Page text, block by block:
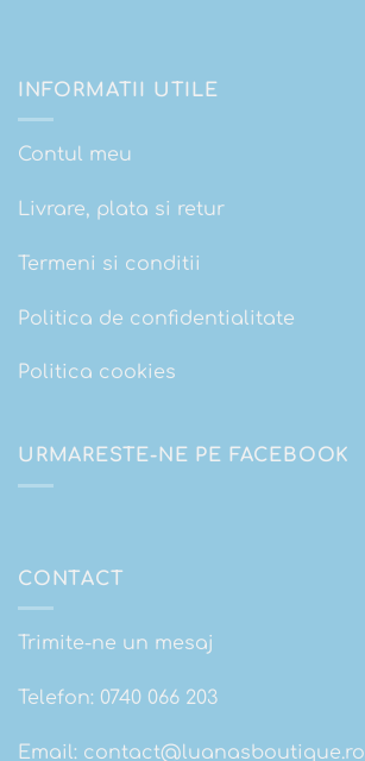
INFORMATII UTILE
Contul meu
Livrare, plata si retur
Termeni si conditii
Politica de confidentialitate
Politica cookies
URMARESTE-NE PE FACEBOOK
CONTACT
Trimite-ne un mesaj
Telefon: 0740 066 203
Email: contact@luanasboutique.ro